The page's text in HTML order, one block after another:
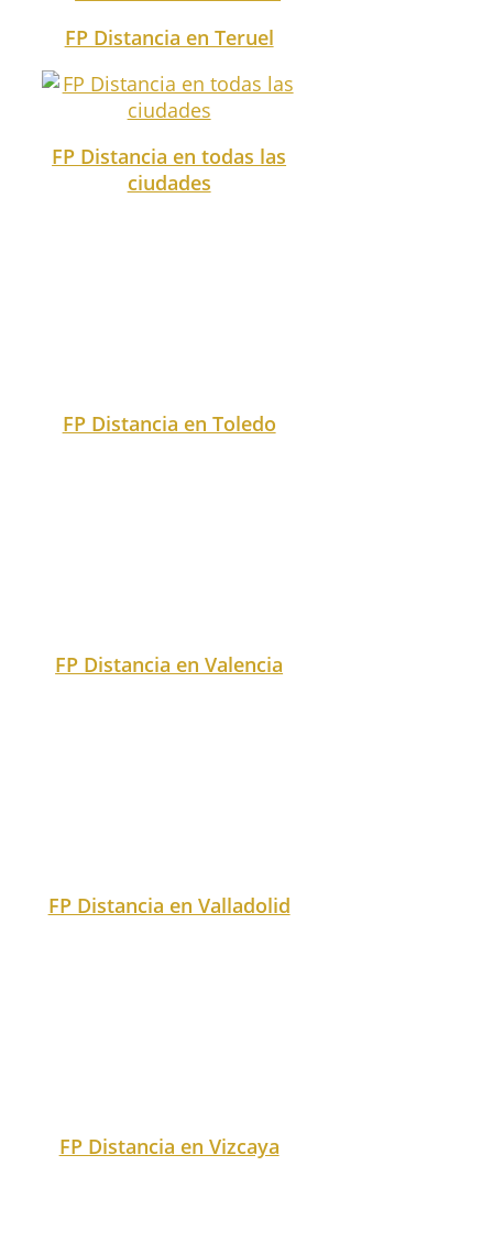
FP Distancia en Teruel
FP Distancia en todas las
ciudades
FP Distancia en Zamora